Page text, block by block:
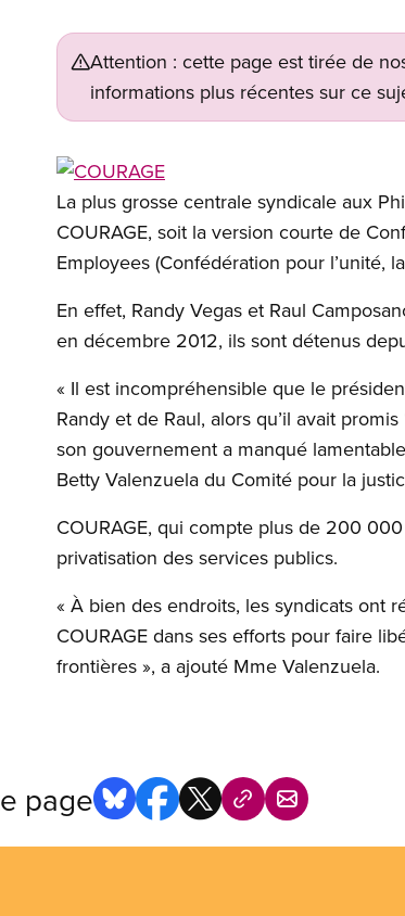
Attention : cette page est tirée de
informations plus récentes sur ce
Open image in modal
La plus grosse centrale syndicale aux
COURAGE, soit la version courte de
Employees (Confédération pour l’unité,
En effet, Randy Vegas et Raul
en décembre 2012, ils sont détenus
« Il est incompréhensible que le
Randy et de Raul, alors qu’il avait
son gouvernement a manqué
Betty Valenzuela du Comité pour la
COURAGE, qui compte plus de 200
privatisation des services publics.
« À bien des endroits, les syndicats ont
COURAGE dans ses efforts pour faire
frontières », a ajouté Mme Valenzuela.
page